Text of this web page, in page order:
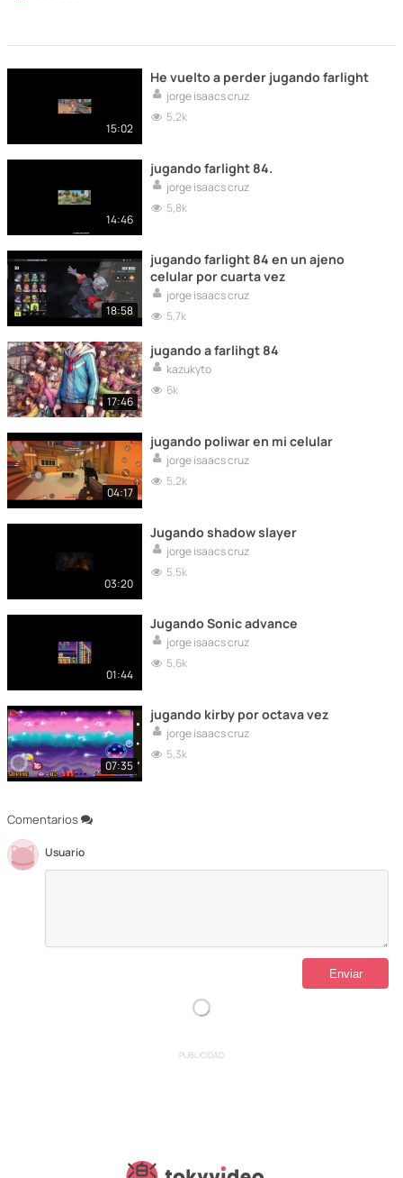
Comentarios
Usuario
15:02
He vuelto a perder jugando farlight
jorge isaacs cruz
5,2k
14:46
jugando farlight 84.
jorge isaacs cruz
5,8k
18:58
jugando farlight 84 en un ajeno
celular por cuarta vez
jorge isaacs cruz
5,7k
17:46
jugando a farlihgt 84
kazukyto
6k
04:17
jugando poliwar en mi celular
jorge isaacs cruz
5,2k
03:20
Jugando shadow slayer
jorge isaacs cruz
5,5k
01:44
Jugando Sonic advance
jorge isaacs cruz
5,6k
07:35
jugando kirby por octava vez
jorge isaacs cruz
5,3k
PUBLICIDAD